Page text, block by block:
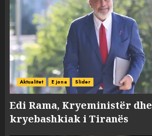
Aktualitet E jona Slider
Edi Rama, Kryeministër dhe
kryebashkiak i Tiranës